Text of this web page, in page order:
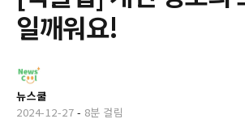
일깨워요!
뉴스쿨
2024-12-27 - 8분 걸림